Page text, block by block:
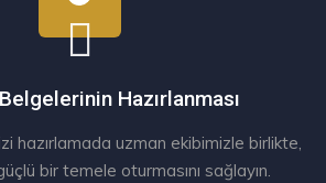
Hazırlanması
hazırlamada uzman ekibimizle birlikte,
bir temele oturmasını sağlayın.